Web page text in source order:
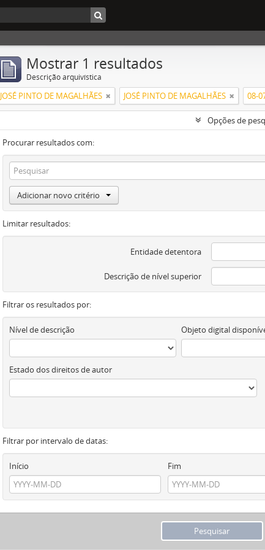
Mostrar 1 resultados
Descrição arquivística
JOSÉ PINTO DE MAGALHÃES JOSÉ PINTO DE MAGALHÃES 08-
Opções de
Procurar resultados com:
Adicionar novo critério
Limitar resultados:
Entidade detentora
Descrição de nível superior
Filtrar os resultados por:
Nível de descrição Objeto digital
Estado dos direitos de autor
Filtrar por intervalo de datas:
Início
Fim